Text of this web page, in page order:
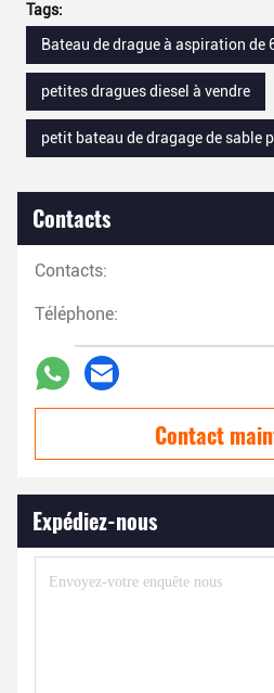
Tags:
Bateau de drague à aspiration de
petites dragues diesel à vendre
petit bateau de dragage de sable
Contacts
Contacts:
Téléphone:
Contact
Expédiez-nous